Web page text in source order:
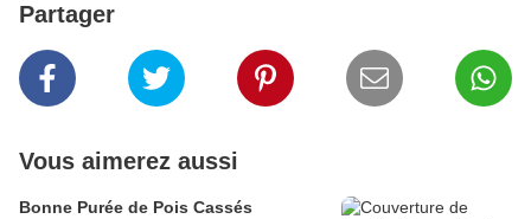
Partager
Vous aimerez aussi
Bonne Purée de Pois Cassés